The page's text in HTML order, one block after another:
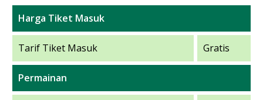
Harga Tiket Masuk
Tarif Tiket Masuk Gratis
Permainan